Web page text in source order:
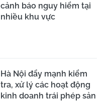
cảnh báo nguy hiểm tại
nhiều khu vực
Hà Nội đẩy mạnh kiểm
tra, xử lý các hoạt động
kinh doanh trái phép sản